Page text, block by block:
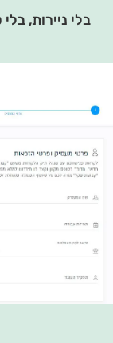
בלי ניירות,